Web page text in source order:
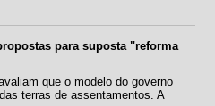
para suposta "reforma
que o modelo do governo
terras de assentamentos. A